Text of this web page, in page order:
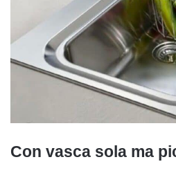
Con vasca sola ma